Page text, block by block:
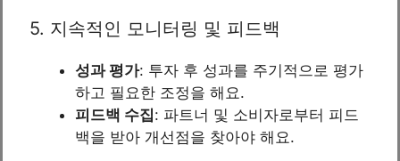
5. 지속적인 모니터링 및 피드백
성과 평가: 투자 후 성과를 주기적으로 평가
하고 필요한 조정을 해요.
피드백 수집: 파트너 및 소비자로부터 피드
백을 받아 개선점을 찾아야 해요.